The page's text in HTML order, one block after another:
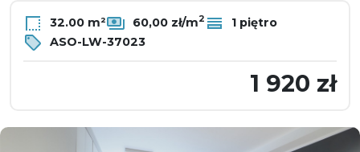
32.00 m² 60,00 zł/m2
1 piętro
ASO-LW-37023
1 920 zł